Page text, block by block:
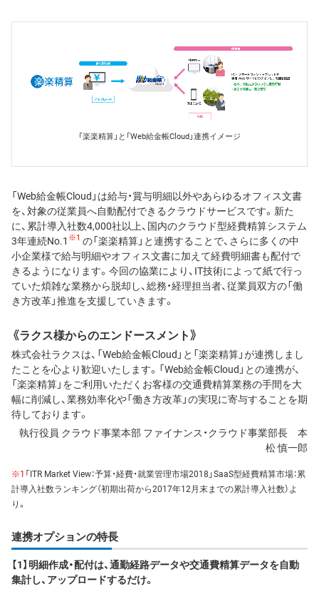
「楽楽精算」と「Web給金帳Cloud」連携イメージ
「Web給金帳Cloud」は給与・賞与明細以外やあらゆるオフィス文書
を、対象の従業員へ自動配付できるクラウドサービスです。新た
に、累計導入社数4,000社以上、国内のクラウド型経費精算システム
3年連続No.1 ※1 の「楽楽精算」と連携することで、さらに多くの中
小企業様で給与明細やオフィス文書に加えて経費明細書も配付で
きるようになります。今回の協業により、IT技術によって紙で行っ
ていた煩雑な業務から脱却し、総務・経理担当者、従業員双方の「働
き方改革」推進を支援していきます。
《ラクス様からのエンドースメント》
株式会社ラクスは、「Web給金帳Cloud」と「楽楽精算」が連携しまし
たことを心より歓迎いたします。「Web給金帳Cloud」との連携が、
「楽楽精算」をご利用いただくお客様の交通費精算業務の手間を大
幅に削減し、業務効率化や「働き方改革」の実現に寄与することを期
待しております。
執行役員 クラウド事業本部 ファイナンス・クラウド事業部長 本
松 慎一郎
※1 「ITR Market View：予算・経費・就業管理市場2018」SaaS型経費精算市場：累
計導入社数ランキング（初期出荷から2017年12月末までの累計導入社数）よ
り。
連携オプションの特長
【1】明細作成・配付は、通勤経路データや交通費精算データを自動
集計し、アップロードするだけ。